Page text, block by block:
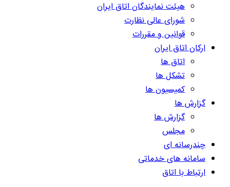
هیئت نمایندگان اتاق ایران
شورای عالی نظارت
قوانین و مقررات
ارکان اتاق ایران
اتاق ها
تشکل ها
کمیسیون ها
گزارش ها
گزارش ها
مجلس
چندرسانه ای
سامانه های خدماتی
ارتباط با اتاق